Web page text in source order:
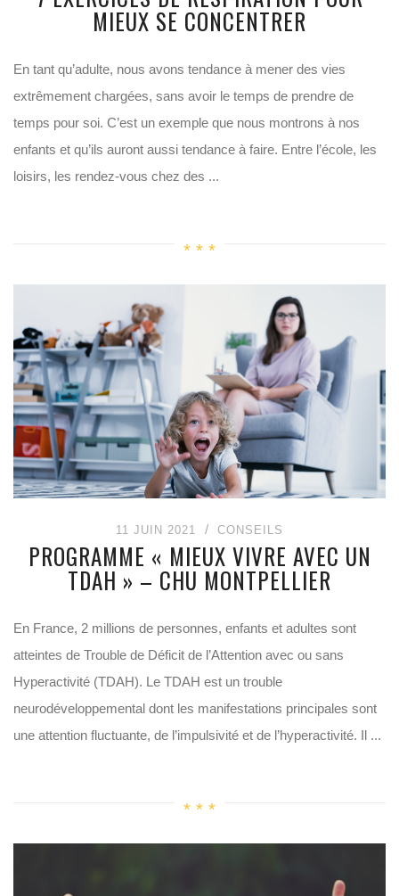
MIEUX SE CONCENTRER
En tant qu’adulte, nous avons tendance à mener des vies
extrêmement chargées, sans avoir le temps de prendre de
temps pour soi. C’est un exemple que nous montrons à nos
enfants et qu’ils auront aussi tendance à faire. Entre l’école, les
loisirs, les rendez-vous chez des ...
11 JUIN 2021 CONSEILS
PROGRAMME « MIEUX VIVRE AVEC UN
TDAH » – CHU MONTPELLIER
En France, 2 millions de personnes, enfants et adultes sont
atteintes de Trouble de Déficit de l’Attention avec ou sans
Hyperactivité (TDAH). Le TDAH est un trouble
neurodéveloppemental dont les manifestations principales sont
une attention fluctuante, de l’impulsivité et de l’hyperactivité. Il ...